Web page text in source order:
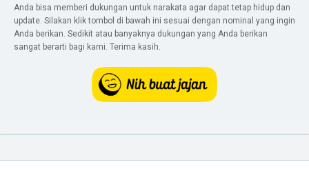
Anda bisa memberi dukungan untuk narakata agar dapat tetap hidup dan
update. Silakan klik tombol di bawah ini sesuai dengan nominal yang ingin
Anda berikan. Sedikit atau banyaknya dukungan yang Anda berikan
sangat berarti bagi kami. Terima kasih.